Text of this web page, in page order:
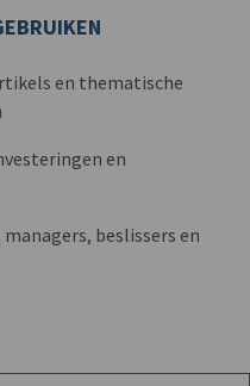
en thematische
en
beslissers en